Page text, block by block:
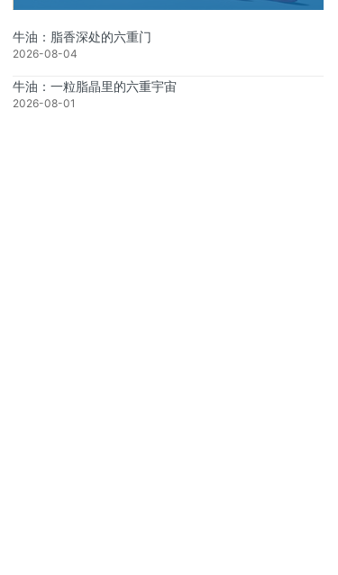
牛油：脂香深处的六重门
2026-08-04
牛油：一粒脂晶里的六重宇宙
2026-08-01